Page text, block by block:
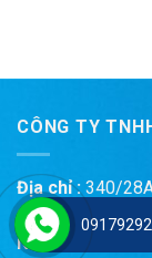
CÔNG TY
Địa chỉ :340/28A
Quận Bình Tân,
Nhà máy SX :